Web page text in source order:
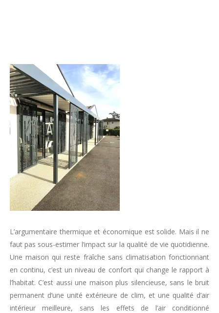
L’argumentaire thermique et économique est solide. Mais il ne
faut pas sous-estimer l’impact sur la qualité de vie quotidienne.
Une maison qui reste fraîche sans climatisation fonctionnant
en continu, c’est un niveau de confort qui change le rapport à
l’habitat. C’est aussi une maison plus silencieuse, sans le bruit
permanent d’une unité extérieure de clim, et une qualité d’air
intérieur meilleure, sans les effets de l’air conditionné